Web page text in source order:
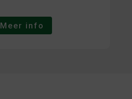
Meer info